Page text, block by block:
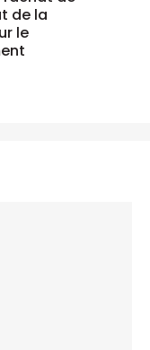
de la
le